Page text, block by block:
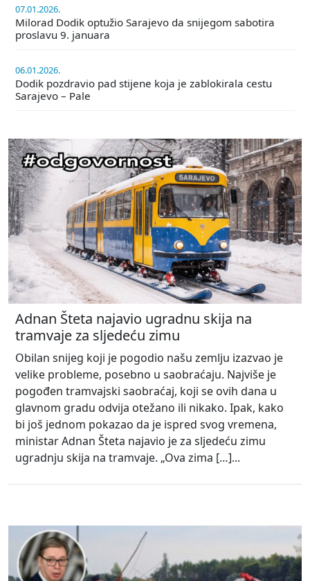
07.01.2026.
Milorad Dodik optužio Sarajevo da snijegom sabotira
proslavu 9. januara
06.01.2026.
Dodik pozdravio pad stijene koja je zablokirala cestu
Sarajevo – Pale
Adnan Šteta najavio ugradnu skija na
tramvaje za sljedeću zimu
Obilan snijeg koji je pogodio našu zemlju izazvao je
velike probleme, posebno u saobraćaju. Najviše je
pogođen tramvajski saobraćaj, koji se ovih dana u
glavnom gradu odvija otežano ili nikako. Ipak, kako
bi još jednom pokazao da je ispred svog vremena,
ministar Adnan Šteta najavio je za sljedeću zimu
ugradnju skija na tramvaje. „Ova zima […]...